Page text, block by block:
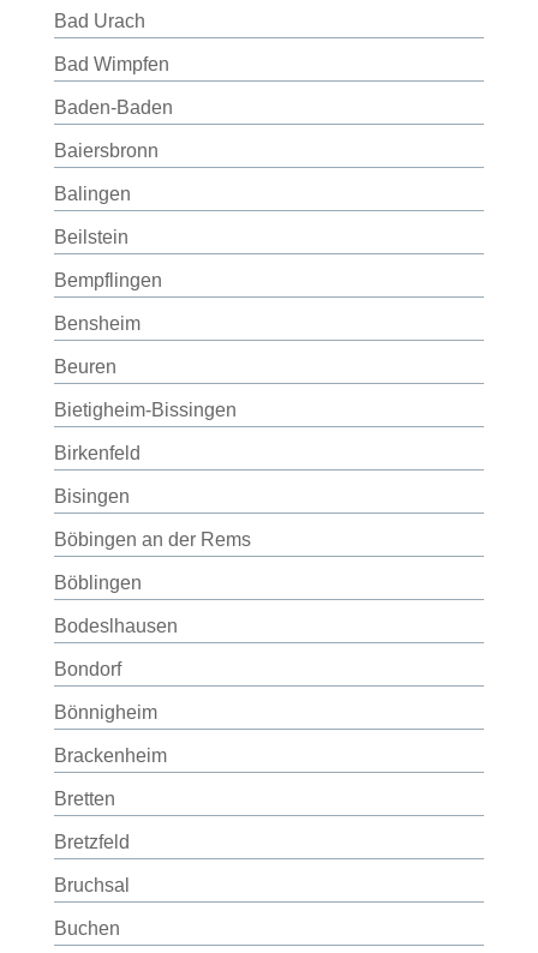
Bad Urach
Bad Wimpfen
Baden-Baden
Baiersbronn
Balingen
Beilstein
Bempflingen
Bensheim
Beuren
Bietigheim-Bissingen
Birkenfeld
Bisingen
Böbingen an der Rems
Böblingen
Bodeslhausen
Bondorf
Bönnigheim
Brackenheim
Bretten
Bretzfeld
Bruchsal
Buchen